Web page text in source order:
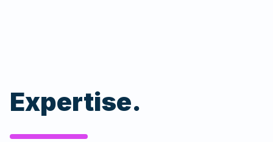
Expertise.